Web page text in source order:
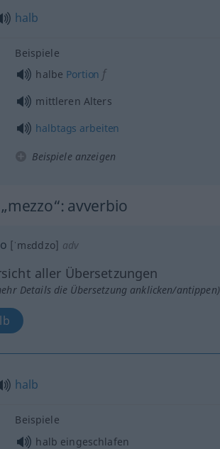
halb
Beispiele
halbe Portion f
mittleren Alters
halbtags arbeiten
Beispiele anzeigen
„mezzo“: avverbio
[ˈmɛddzo] adv
aller Übersetzungen
Details die Übersetzung anklicken/antippen)
halb
Beispiele
halb eingeschlafen